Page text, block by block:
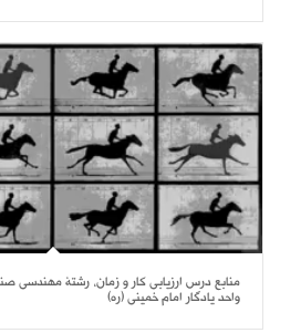
منابع درس ارزیابی کار و زمان، رشتۀ مهندسی
واحد یادگار امام خمینی (ره)